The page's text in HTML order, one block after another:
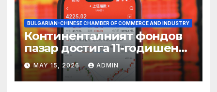
BULGARIAN-CHINESE CHAMBER OF COMMERCE AND INDUSTRY
Континенталният фондов
пазар достига 11-годишен
връх
MAY 15, 2026 ADMIN